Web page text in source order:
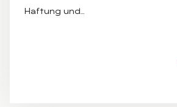
Haftung und…